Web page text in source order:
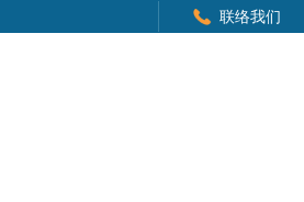
联络我们